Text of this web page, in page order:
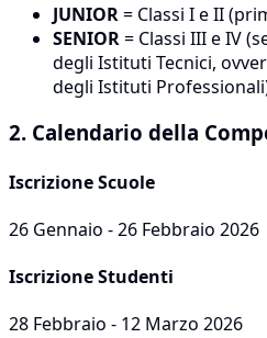
JUNIOR= Classi I e II
SENIOR= Classi III e IV
degli Istituti Tecnici,
degli Istituti
2. Calendario della
Iscrizione Scuole
26 Gennaio - 26 Febbraio 2026
Iscrizione Studenti
28 Febbraio - 12 Marzo 2026